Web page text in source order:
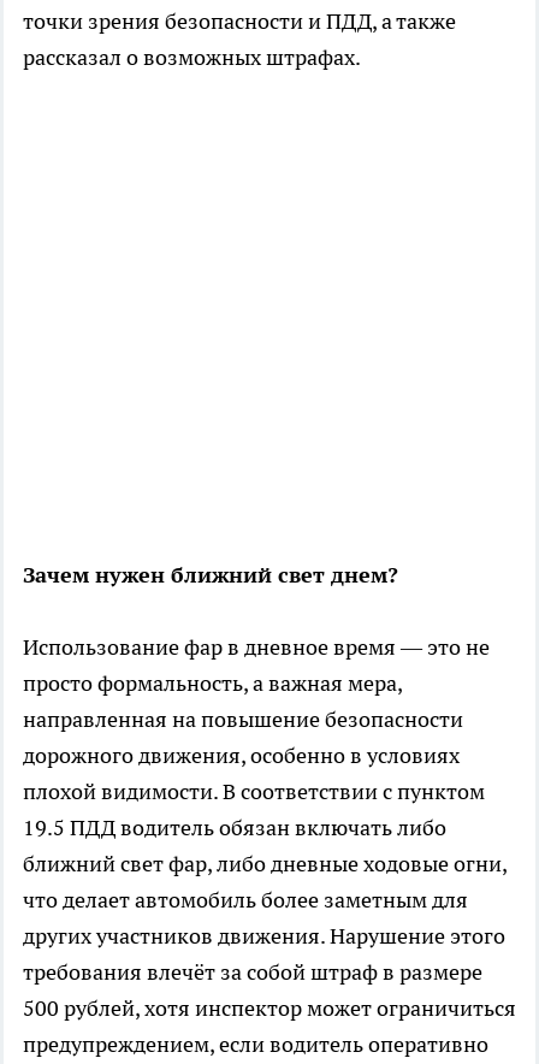
точки зрения безопасности и ПДД, а также
рассказал о возможных штрафах.
Зачем нужен ближний свет днем?
Использование фар в дневное время — это не
просто формальность, а важная мера,
направленная на повышение безопасности
дорожного движения, особенно в условиях
плохой видимости. В соответствии с пунктом
19.5 ПДД водитель обязан включать либо
ближний свет фар, либо дневные ходовые огни,
что делает автомобиль более заметным для
других участников движения. Нарушение этого
требования влечёт за собой штраф в размере
500 рублей, хотя инспектор может ограничиться
предупреждением, если водитель оперативно